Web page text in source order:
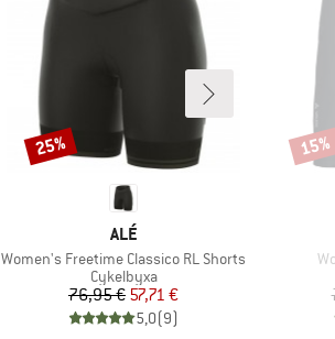
VARUMÄRKE
ALÉ
Produkter
Women's Freetime Classico RL Shorts
Produktgrupp
Cykelbyxa
Pris
76,95 €Reducerat pris
57,71 €
5,0(9)
Rabatt
25% 15%